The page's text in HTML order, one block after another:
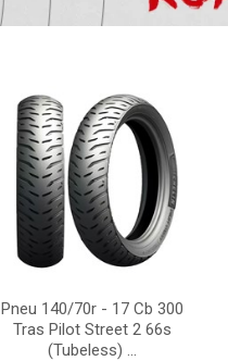
Pneu 140/70r - 17 Cb 300
Tras Pilot Street 2 66s
(Tubeless) ...